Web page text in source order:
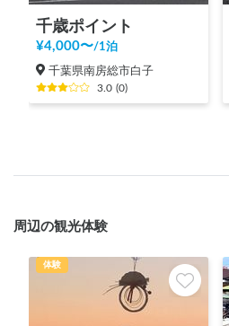
千歳ポイント
¥4,000〜/1泊
千葉県南房総市白子
3.0 (0)
周辺の観光体験
体験